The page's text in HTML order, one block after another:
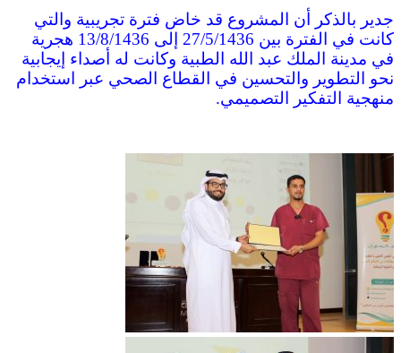
جدير بالذكر أن المشروع قد خاض فترة تجريبية والتي
كانت في الفترة بين 27/5/1436 إلى 13/8/1436 هجرية
في مدينة الملك عبد الله الطبية وكانت له أصداء إيجابية
نحو التطوير والتحسين في القطاع الصحي عبر استخدام
منهجية التفكير التصميمي.